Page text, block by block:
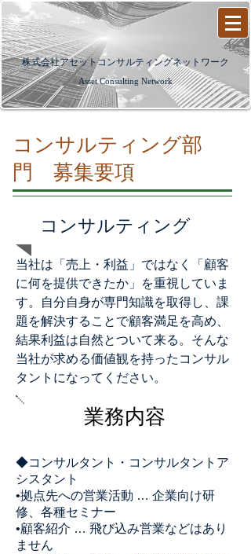
​株式会社アセットコンサルティングネットワーク
Asset Consulting Network
​コンサルティング部
門 募集要項
コンサルティング
​当社は「売上・利益」ではなく「顧客
に何を提供できたか」を重視していま
す。自分自身が専門知識を取得し、課
題を解決することで顧客満足を高め、
結果利益は自然とついて来る。そんな
当社が求める価値観を持ったコンサル
タントになってください。
​業務内容
◆コンサルタント・コンサルタントア
シスタント
•拠点先への営業活動 … 企業向け研
修、各種セミナー
•顧客紹介 … 飛び込み営業などはあり
ません